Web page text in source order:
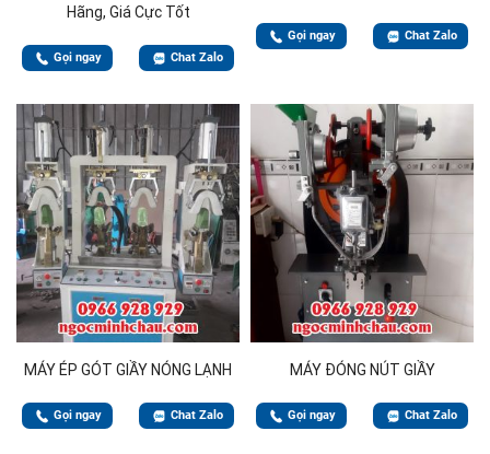
Hãng, Giá Cực Tốt
Gọi ngay Chat Zalo
Gọi ngay Chat Zalo
MÁY ÉP GÓT GIẦY NÓNG LẠNH
Gọi ngay Chat Zalo
MÁY ĐÓNG NÚT GIẦY
Gọi ngay Chat Zalo